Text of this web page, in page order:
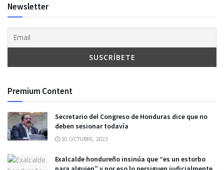
Newsletter
Premium Content
Secretario del Congreso de Honduras dice que no
deben sesionar todavía
20 OCTUBRE, 2023
Exalcalde hondureño insinúa que “es un estorbo